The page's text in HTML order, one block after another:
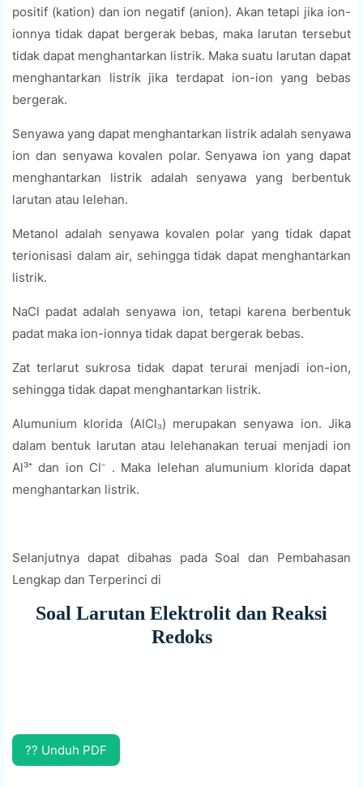
positif (kation) dan ion negatif (anion). Akan tetapi jika ion-
ionnya tidak dapat bergerak bebas, maka larutan tersebut
tidak dapat menghantarkan listrik. Maka suatu larutan dapat
menghantarkan listrik jika terdapat ion-ion yang bebas
bergerak.
Senyawa yang dapat menghantarkan listrik adalah senyawa
ion dan senyawa kovalen polar. Senyawa ion yang dapat
menghantarkan listrik adalah senyawa yang berbentuk
larutan atau lelehan.
Metanol adalah senyawa kovalen polar yang tidak dapat
terionisasi dalam air, sehingga tidak dapat menghantarkan
listrik.
NaCl padat adalah senyawa ion, tetapi karena berbentuk
padat maka ion-ionnya tidak dapat bergerak bebas.
Zat terlarut sukrosa tidak dapat terurai menjadi ion-ion,
sehingga tidak dapat menghantarkan listrik.
Alumunium klorida (AlCl₃) merupakan senyawa ion. Jika
dalam bentuk larutan atau lelehanakan teruai menjadi ion
Al³⁺ dan ion Cl⁻ . Maka lelehan alumunium klorida dapat
menghantarkan listrik.
Selanjutnya dapat dibahas pada Soal dan Pembahasan
Lengkap dan Terperinci di
Soal Larutan Elektrolit dan Reaksi
Redoks
?? Unduh PDF